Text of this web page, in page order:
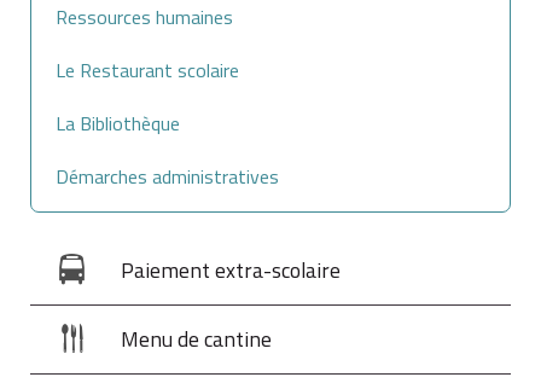
Ressources humaines
Le Restaurant scolaire
La Bibliothèque
Démarches administratives
Paiement extra-scolaire
Menu de cantine